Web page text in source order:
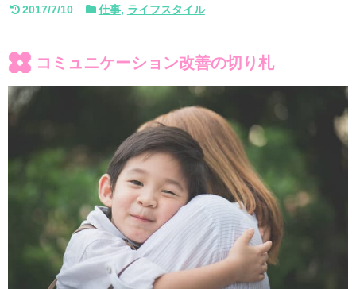
2017/7/10 仕事, ライフスタイル
コミュニケーション改善の切り札